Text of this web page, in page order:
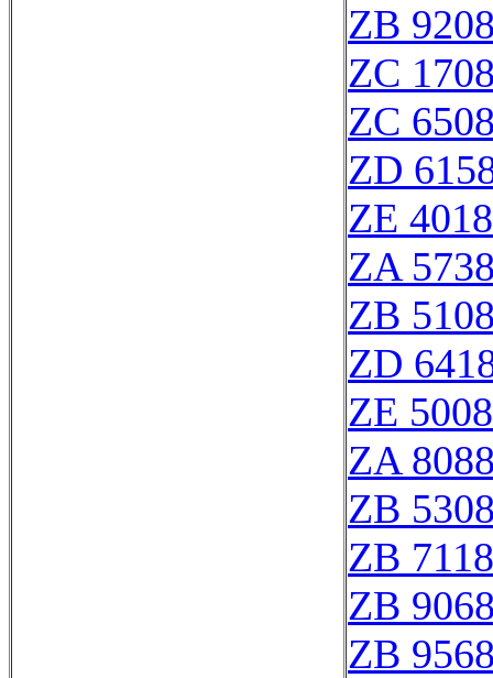
ZB
ZC
ZC
ZD
ZE
ZA
ZB
ZD
ZE
ZA
ZB
ZB
ZB
ZB